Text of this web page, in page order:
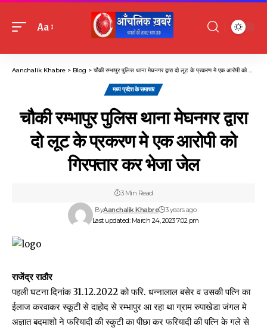
Font
Aa
Aanchalik Khabre > Blog > चौकी रम्भापुर पुलिस थाना मेघनगर द्वारा दो लूट के प्रकरण मे एक आरोपी को गिरफ्तार कर भेजा जेल
मध्य प्रदेश के समाचार
चौकी रम्भापुर पुलिस थाना मेघनगर द्वारा
दो लूट के प्रकरण मे एक आरोपी को
गिरफ्तार कर भेजा जेल
Last updated: March 24, 2023 7:02 pm
ByAanchalik Khabre 3 years ago
3 Min Read
राजेंद्र राठौर
पहली घटना दिनांक 31.12.2022 को फरि. धन्नालाल बसेर व उसकी पत्नि का
ईलाज करवाकर स्कूटी से दाहोद से रम्भापुर आ रहा था ग्राम रुपाखेडा जंगल मे
अज्ञात बदमाशो ने फरियादी की स्कुटी का पीछा कर फरियादी की पत्नि के गले से